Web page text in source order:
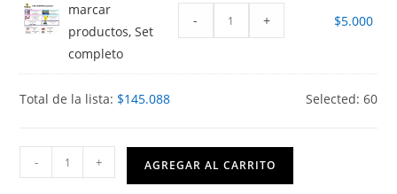
marcar
productos, Set
completo
- + $5.000
Total de la lista: $145.088 Selected: 60
Colegio
- + AGREGAR AL CARRITO